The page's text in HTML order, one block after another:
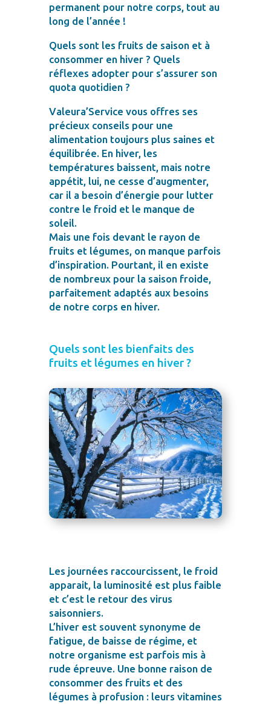
permanent pour notre corps, tout au
long de l’année !
Quels sont les fruits de saison et à
consommer en hiver ? Quels
réflexes adopter pour s’assurer son
quota quotidien ?
Valeura’Service vous offres ses
précieux conseils pour une
alimentation toujours plus saines et
équilibrée. En hiver, les
températures baissent, mais notre
appétit, lui, ne cesse d’augmenter,
car il a besoin d’énergie pour lutter
contre le froid et le manque de
soleil.
Mais une fois devant le rayon de
fruits et légumes, on manque parfois
d’inspiration. Pourtant, il en existe
de nombreux pour la saison froide,
parfaitement adaptés aux besoins
de notre corps en hiver.
Quels sont les bienfaits des
fruits et légumes en hiver ?
Les journées raccourcissent, le froid
apparait, la luminosité est plus faible
et c’est le retour des virus
saisonniers.
L’hiver est souvent synonyme de
fatigue, de baisse de régime, et
notre organisme est parfois mis à
rude épreuve. Une bonne raison de
consommer des fruits et des
légumes à profusion : leurs vitamines